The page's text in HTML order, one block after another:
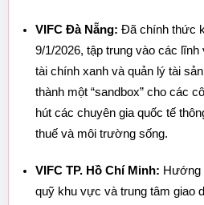
VIFC Đà Nẵng: Đã chính thức
9/1/2026, tập trung vào các
tài chính xanh và quản lý tài
thành một “sandbox” cho các
hút các chuyên gia quốc tế
thuế và môi trường sống.
VIFC TP. Hồ Chí Minh: Hướng
quỹ khu vực và trung tâm giao